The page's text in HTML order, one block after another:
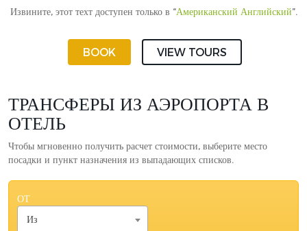
Извините, этот техт доступен только в “Американский Английский”.
BOOK VIEW TOURS
ТРАНСФЕРЫ ИЗ АЭРОПОРТА В
ОТЕЛЬ
Чтобы мгновенно получить расчет стоимости, выберите место
посадки и пункт назначения из выпадающих списков.
ОТ
Из